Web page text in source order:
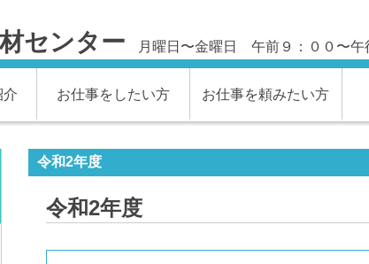
センター 月曜日〜金曜日 午前９：００〜
介 お仕事をしたい方 お仕事を頼みたい方
令和2年度
令和2年度